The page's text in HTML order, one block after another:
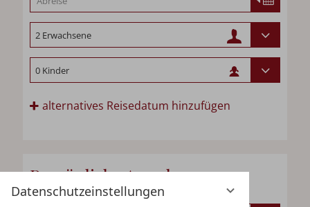
Datenschutzeinstellungen
alternatives Reisedatum hinzufügen
Persönliche Angaben